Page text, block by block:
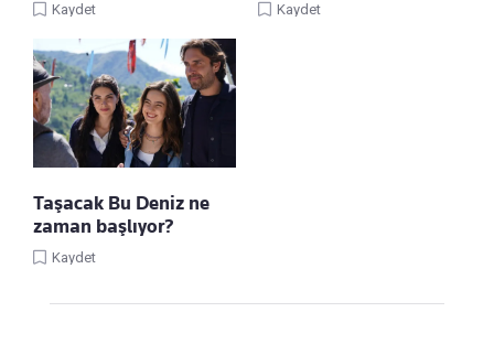
Kaydet Kaydet
Taşacak Bu Deniz ne
zaman başlıyor?
Kaydet